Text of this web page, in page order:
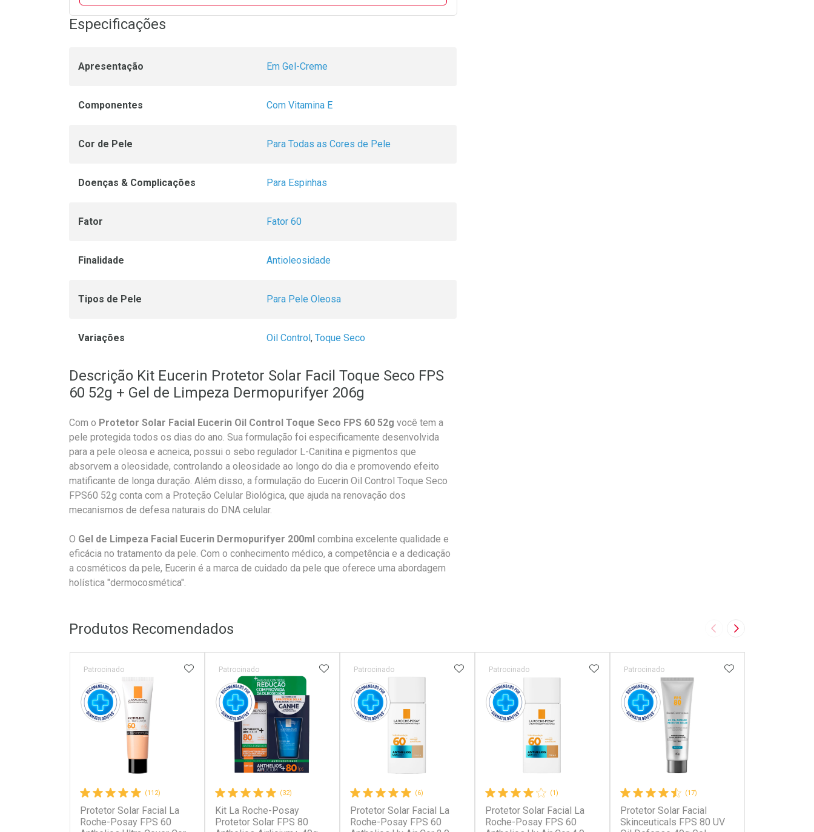
Especificações
Apresentação Em Gel-Creme
Componentes Com Vitamina E
Cor de Pele Para Todas as Cores de Pele
Doenças & Complicações Para Espinhas
Fator Fator 60
Finalidade Antioleosidade
Tipos de Pele Para Pele Oleosa
Variações Oil Control, Toque Seco
Descrição Kit Eucerin Protetor Solar Facil Toque Seco FPS
60 52g + Gel de Limpeza Dermopurifyer 206g
Com o Protetor Solar Facial Eucerin Oil Control Toque Seco FPS 60 52g você tem a
pele protegida todos os dias do ano. Sua formulação foi especificamente desenvolvida
para a pele oleosa e acneica, possui o sebo regulador L-Canitina e pigmentos que
absorvem a oleosidade, controlando a oleosidade ao longo do dia e promovendo efeito
matificante de longa duração. Além disso, a formulação do Eucerin Oil Control Toque Seco
FPS60 52g conta com a Proteção Celular Biológica, que ajuda na renovação dos
mecanismos de defesa naturais do DNA celular.
O Gel de Limpeza Facial Eucerin Dermopurifyer 200ml combina excelente qualidade e
eficácia no tratamento da pele. Com o conhecimento médico, a competência e a dedicação
a cosméticos da pele, Eucerin é a marca de cuidado da pele que oferece uma abordagem
holística "dermocosmética".
Produtos Recomendados Imagem Anterior
Próxima Imagem
(112)
Protetor Solar Facial La
Roche-Posay FPS 60
Patrocinado ADICIONAR AOS FAVORITOS
(32)
Kit La Roche-Posay
Protetor Solar FPS 80
Patrocinado ADICIONAR AOS FAVORITOS
(6)
Protetor Solar Facial La
Roche-Posay FPS 60
Patrocinado ADICIONAR AOS FAVORITOS
(1)
Protetor Solar Facial La
Roche-Posay FPS 60
Patrocinado ADICIONAR AOS FAVORITOS
(17)
Protetor Solar Facial
Skinceuticals FPS 80 UV
Patrocinado ADICIONAR AOS